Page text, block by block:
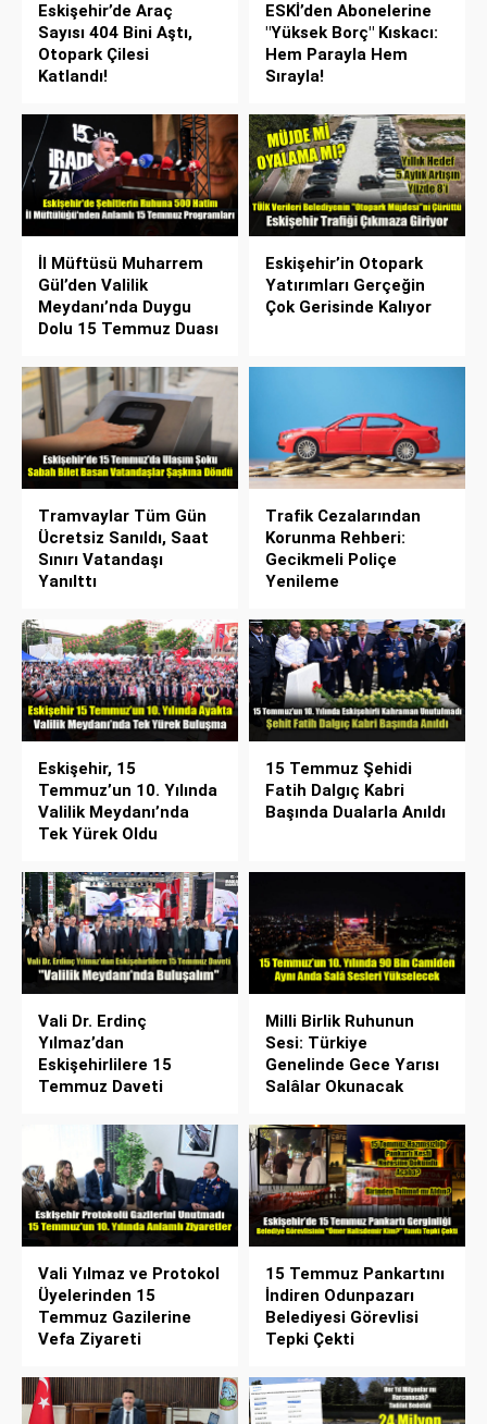
Eskişehir’de Araç
Sayısı 404 Bini Aştı,
Otopark Çilesi
Katlandı!
ESKİ’den Abonelerine
"Yüksek Borç" Kıskacı:
Hem Parayla Hem
Sırayla!
İl Müftüsü Muharrem
Gül’den Valilik
Meydanı’nda Duygu
Dolu 15 Temmuz Duası
Eskişehir’in Otopark
Yatırımları Gerçeğin
Çok Gerisinde Kalıyor
Tramvaylar Tüm Gün
Ücretsiz Sanıldı, Saat
Sınırı Vatandaşı
Yanılttı
Trafik Cezalarından
Korunma Rehberi:
Gecikmeli Poliçe
Yenileme
Eskişehir, 15
Temmuz’un 10. Yılında
Valilik Meydanı’nda
Tek Yürek Oldu
15 Temmuz Şehidi
Fatih Dalgıç Kabri
Başında Dualarla Anıldı
Vali Dr. Erdinç
Yılmaz’dan
Eskişehirlilere 15
Temmuz Daveti
Milli Birlik Ruhunun
Sesi: Türkiye
Genelinde Gece Yarısı
Salâlar Okunacak
Vali Yılmaz ve Protokol
Üyelerinden 15
Temmuz Gazilerine
Vefa Ziyareti
15 Temmuz Pankartını
İndiren Odunpazarı
Belediyesi Görevlisi
Tepki Çekti